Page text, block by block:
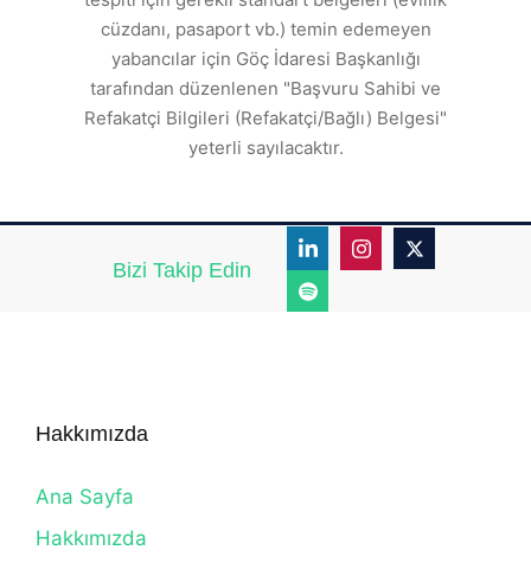
cüzdanı, pasaport vb.) temin edemeyen
yabancılar için Göç İdaresi Başkanlığı
tarafından düzenlenen "Başvuru Sahibi ve
Refakatçi Bilgileri (Refakatçi/Bağlı) Belgesi"
yeterli sayılacaktır.
Bizi Takip Edin
Hakkımızda
Ana Sayfa
Hakkımızda